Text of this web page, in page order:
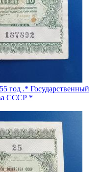
год .* Государственный
СССР *